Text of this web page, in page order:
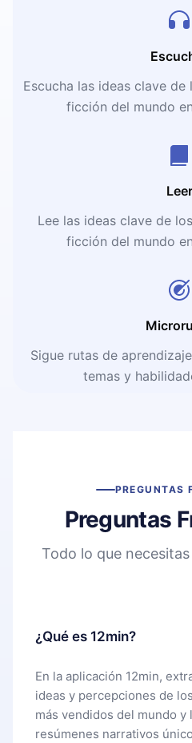
Escucha las ideas clave
ficción del mundo
Leer
Lee las ideas clave de
ficción del mundo
Sigue rutas de
temas y
PREGUNTAS
Preguntas
Todo lo que
¿Qué es 12min?
En la aplicación 12min,
ideas y percepciones de
más vendidos del mundo y
resúmenes narrativos